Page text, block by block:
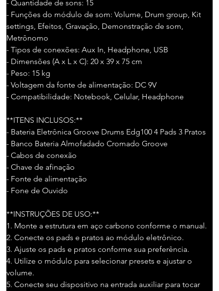
- Quantidade de sons: 15
- Funções do módulo de som: Volume, Drum group, Kit
settings, Efeitos, Gravação, Demonstração de som,
Metrônomo
- Tipos de conexões: Aux In, Headphone, USB
- Dimensões (A x L x C): 20 x 39 x 75 cm
- Peso: 15 kg
- Voltagem da fonte de alimentação: DC 9V
- Compatibilidade: Notebook, Celular, Headphone
**ITENS INCLUSOS:**
- Bateria Eletrônica Groove Drums Edg100 4 Pads 3 Pratos
- Banco Bateria Almofadado Cromado Groove
- Cabos de conexão
- Chave de afinação
- Fonte de alimentação
- Fone de Ouvido
**INSTRUÇÕES DE USO:**
1. Monte a estrutura em aço carbono conforme o manual.
2. Conecte os pads e pratos ao módulo eletrônico.
3. Ajuste os pads e pratos conforme sua preferência.
4. Utilize o módulo para selecionar presets e ajustar o
volume.
5. Conecte seu dispositivo na entrada auxiliar para tocar